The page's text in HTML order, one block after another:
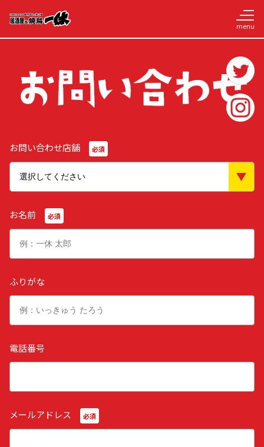
お問い合わせ店舗 必須
お名前 必須
ふりがな
電話番号
メールアドレス 必須